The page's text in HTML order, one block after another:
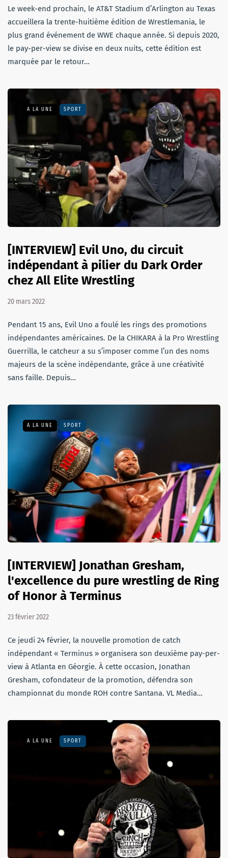
Le week-end prochain, le AT&T Stadium d’Arlington au Texas
accueillera la trente-huitième édition de Wrestlemania, le
plus grand événement de WWE chaque année. Si depuis 2020,
le pay-per-view se divise en deux nuits, cette édition est
marquée par le retour…
A LA UNE SPORT
[INTERVIEW] Evil Uno, du circuit
indépendant à pilier du Dark Order
chez All Elite Wrestling
20 mars 2022
Pendant 15 ans, Evil Uno a foulé les rings des promotions
indépendantes américaines. De la CHIKARA à la Pro Wrestling
Guerrilla, le catcheur a su s’imposer comme l’un des noms
majeurs de la scène indépendante, grâce à une créativité
sans faille. Depuis…
A LA UNE SPORT
[INTERVIEW] Jonathan Gresham,
l'excellence du pure wrestling de Ring
of Honor à Terminus
23 février 2022
Ce jeudi 24 février, la nouvelle promotion de catch
indépendant « Terminus » organisera son deuxième pay-per-
view à Atlanta en Géorgie. À cette occasion, Jonathan
Gresham, cofondateur de la promotion, défendra son
championnat du monde ROH contre Santana. VL Media…
A LA UNE SPORT